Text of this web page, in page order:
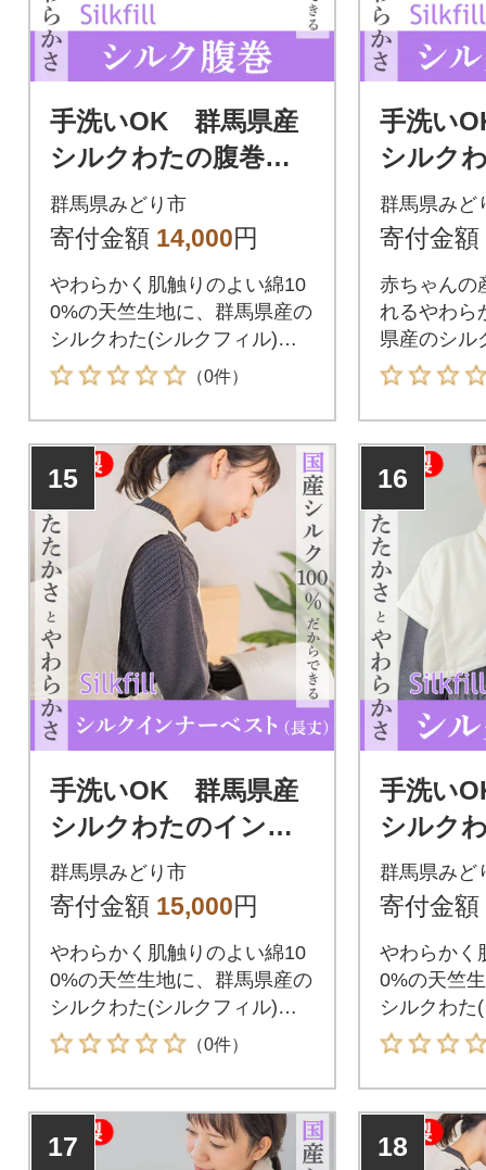
手洗いOK 群馬県産
シルクわたの腹巻【1
51】
群馬県みどり市
寄付金額 14,000円
やわらかく肌触りのよい綿10
0%の天竺生地に、群馬県産の
シルクわた(シルクフィル)を
詰め、三層構造にする事によ
り、保温性に優れ、薄手でイ
ンナーとしてオールシーズン
ご使用いただけます。いざと
いうときにご家庭で手洗いが
できます。
（0件）
手洗い
シルク
ル【152
群馬県みど
寄付金額
赤ちゃんの
れるやわら
県産のシル
ル)を詰め
ます。保温
ション性と
た製品です
ができます
15
手洗いOK 群馬県産
シルクわたのインナ
ーベスト(長丈・増量)
【155】
群馬県みどり市
寄付金額 15,000円
やわらかく肌触りのよい綿10
0%の天竺生地に、群馬県産の
シルクわた(シルクフィル)を
増量に詰め、丈を長くする事
により、背中・腰回りの冷え
防止に役立ちます。男女兼用
でフリーサイズです。ご家庭
で手洗いができます。
（0件）
16
手洗い
シルク
カバー2
6】
群馬県みど
寄付金額
やわらかく
0%の天竺
シルクわた
詰め、お休
に、朝晩の
を優しく温
で、ご家庭
す。
17 18